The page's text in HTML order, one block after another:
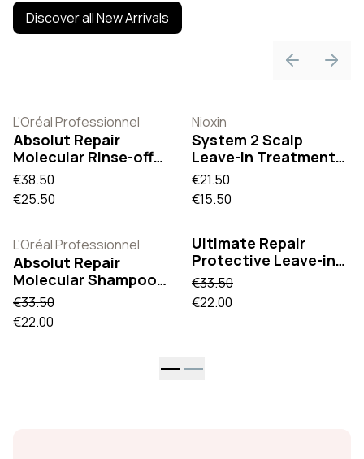
Discover all New Arrivals
PreviousNext
L'Oréal Professionnel
Absolut Repair
Molecular Rinse-off
Serum 250 ml
€38.50
€25.50
Nioxin
System 2 Scalp
Leave-in Treatment
100 ml
€21.50
€15.50
L'Oréal Professionnel
Absolut Repair
Molecular Shampoo
300 ml
€33.50
€22.00
Ultimate Repair
Protective Leave-in
140 ml
€33.50
€22.00